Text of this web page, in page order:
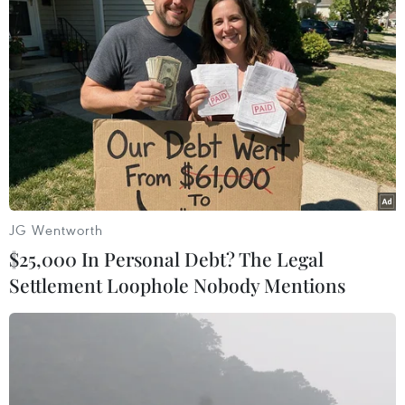
#Trăn châu Phi #Quấn chết
#Campbellton
#Tiêm thuốc độc
#Canada Canada
Theo dõi VietnamPlus
TIN CÙNG CHUYÊN MỤC
Dắt chó đi dạo không đúng quy
JG Wentworth
$25,000 In Personal Debt? The Legal
Settlement Loophole Nobody Mentions